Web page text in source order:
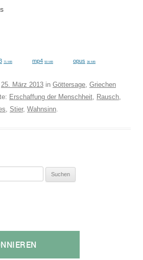
71 MB mp4 50 MB opus 36 MB
25. März 2013 in Göttersage, Griechen
Erschaffung der Menschheit, Rausch,
, Stier, Wahnsinn.